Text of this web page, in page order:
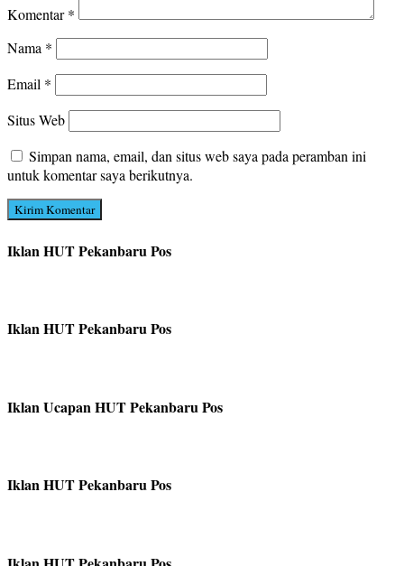
Komentar*
Nama *
Email *
Situs Web
Simpan nama, email, dan situs web saya pada peramban ini
untuk komentar saya berikutnya.
Iklan HUT Pekanbaru Pos
Iklan HUT Pekanbaru Pos
Iklan Ucapan HUT Pekanbaru Pos
Iklan HUT Pekanbaru Pos